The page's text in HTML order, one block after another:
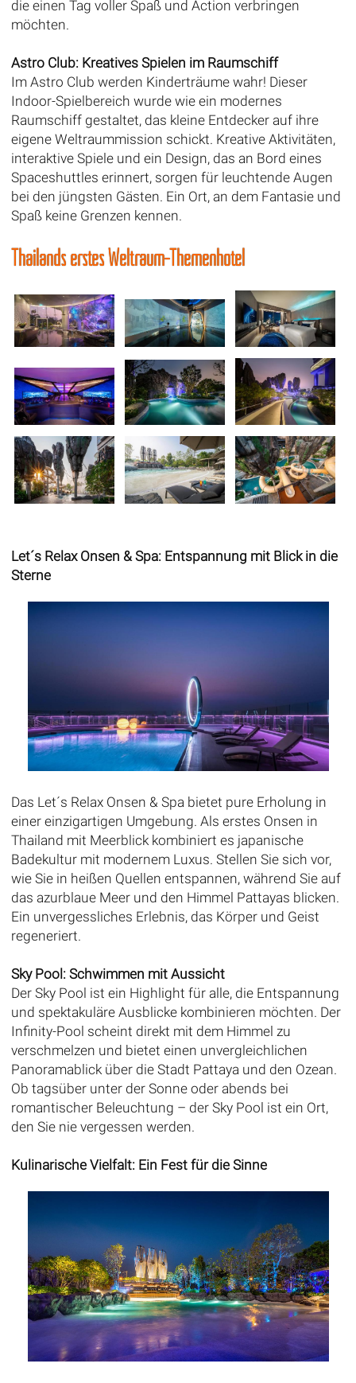
die einen Tag voller Spaß und Action verbringen
möchten.
Astro Club: Kreatives Spielen im Raumschiff
Im Astro Club werden Kinderträume wahr! Dieser
Indoor-Spielbereich wurde wie ein modernes
Raumschiff gestaltet, das kleine Entdecker auf ihre
eigene Weltraummission schickt. Kreative Aktivitäten,
interaktive Spiele und ein Design, das an Bord eines
Spaceshuttles erinnert, sorgen für leuchtende Augen
bei den jüngsten Gästen. Ein Ort, an dem Fantasie und
Spaß keine Grenzen kennen.
Thailands erstes Weltraum-Themenhotel
Let´s Relax Onsen & Spa: Entspannung mit Blick in die
Sterne
Das Let´s Relax Onsen & Spa bietet pure Erholung in
einer einzigartigen Umgebung. Als erstes Onsen in
Thailand mit Meerblick kombiniert es japanische
Badekultur mit modernem Luxus. Stellen Sie sich vor,
wie Sie in heißen Quellen entspannen, während Sie auf
das azurblaue Meer und den Himmel Pattayas blicken.
Ein unvergessliches Erlebnis, das Körper und Geist
regeneriert.
Sky Pool: Schwimmen mit Aussicht
Der Sky Pool ist ein Highlight für alle, die Entspannung
und spektakuläre Ausblicke kombinieren möchten. Der
Infinity-Pool scheint direkt mit dem Himmel zu
verschmelzen und bietet einen unvergleichlichen
Panoramablick über die Stadt Pattaya und den Ozean.
Ob tagsüber unter der Sonne oder abends bei
romantischer Beleuchtung – der Sky Pool ist ein Ort,
den Sie nie vergessen werden.
Kulinarische Vielfalt: Ein Fest für die Sinne